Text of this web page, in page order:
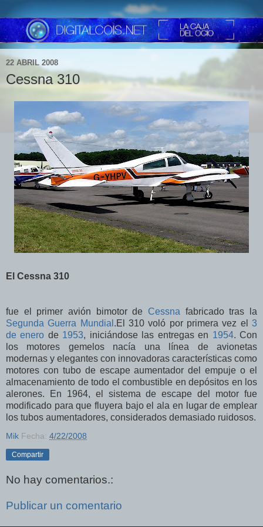
22 ABRIL 2008
Cessna 310
El Cessna 310
fue el primer avión bimotor de Cessna fabricado tras la
Segunda Guerra Mundial .El 310 voló por primera vez el3
de enero de 1953, iniciándose las entregas en 1954. Con
los motores gemelos nacía una línea de avionetas
modernas y elegantes con innovadoras características como
motores con tubo de escape aumentador del empuje o el
almacenamiento de todo el combustible en depósitos en los
alerones. En 1964, el sistema de escape del motor fue
modificado para que fluyera bajo el ala en lugar de emplear
los tubos aumentadores, considerados demasiado ruidosos.
Mik Fecha: 4/22/2008
Compartir
No hay comentarios.:
Publicar un comentario